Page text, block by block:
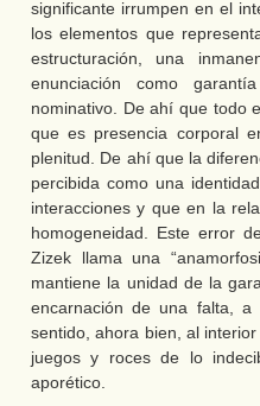
significante irrumpen en el
los elementos que
estructuración, una
enunciación como
nominativo. De ahí que todo
que es presencia corporal
plenitud. De ahí que la
percibida como una
interacciones y que en la
homogeneidad. Este error
Zizek llama una
mantiene la unidad de la
encarnación de una falta,
sentido, ahora bien, al
juegos y roces de lo
aporético.